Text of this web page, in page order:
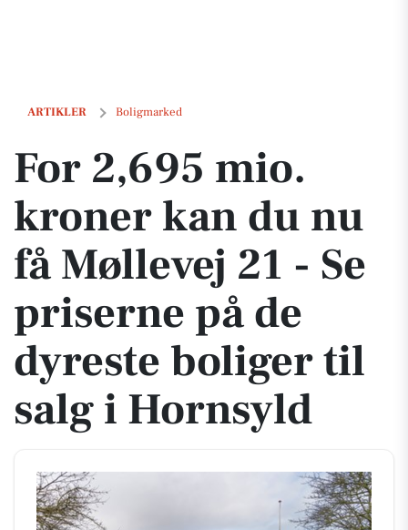
ARTIKLER Boligmarked
For 2,695 mio. kroner kan du nu få Møllevej 21 - Se priserne på de
For 2,695 mio.
kroner kan du nu
få Møllevej 21 - Se
priserne på de
dyreste boliger til
salg i Hornsyld